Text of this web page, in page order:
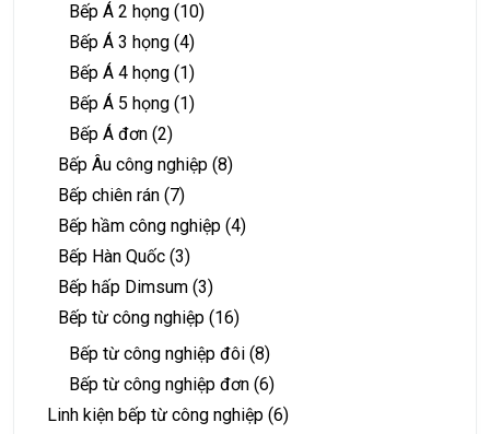
Bếp Á 2 họng (10)
Bếp Á 3 họng (4)
Bếp Á 4 họng (1)
Bếp Á 5 họng (1)
Bếp Á đơn (2)
Bếp Âu công nghiệp (8)
Bếp chiên rán (7)
Bếp hầm công nghiệp (4)
Bếp Hàn Quốc (3)
Bếp hấp Dimsum (3)
Bếp từ công nghiệp (16)
Bếp từ công nghiệp đôi (8)
Bếp từ công nghiệp đơn (6)
Linh kiện bếp từ công nghiệp (6)